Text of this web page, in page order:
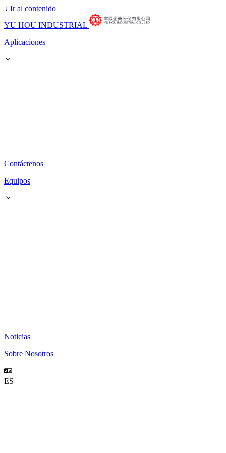
↓ Ir al contenido
YU HOU INDUSTRIAL
Aplicaciones
Contáctenos
Equipos
Noticias
Sobre Nosotros
ES